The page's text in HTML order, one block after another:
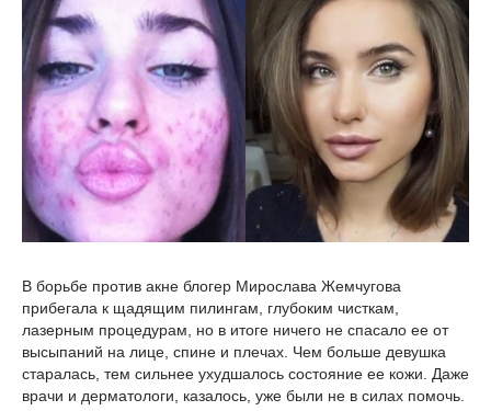
В борьбе против акне блогер Мирослава Жемчугова
прибегала к щадящим пилингам, глубоким чисткам,
лазерным процедурам, но в итоге ничего не спасало ее от
высыпаний на лице, спине и плечах. Чем больше девушка
старалась, тем сильнее ухудшалось состояние ее кожи. Даже
врачи и дерматологи, казалось, уже были не в силах помочь.